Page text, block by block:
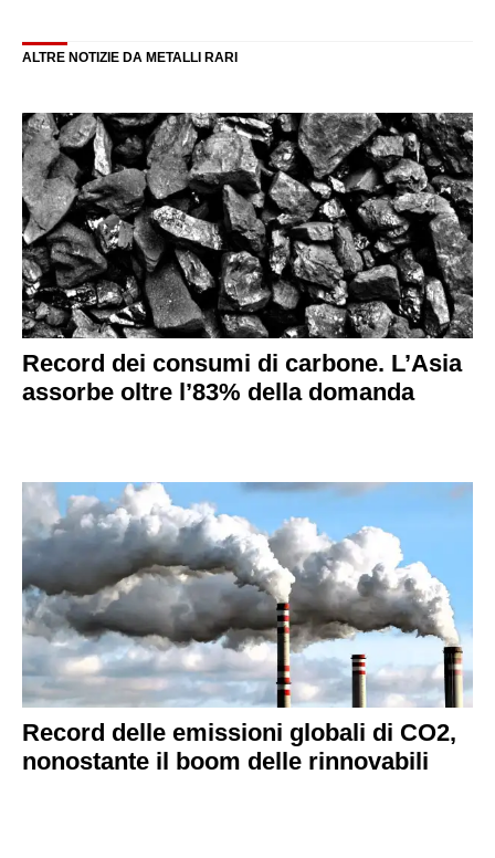
ALTRE NOTIZIE DA METALLI RARI
Record dei consumi di carbone. L’Asia
assorbe oltre l’83% della domanda
Record delle emissioni globali di CO2,
nonostante il boom delle rinnovabili